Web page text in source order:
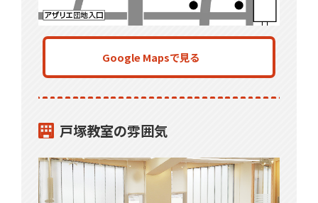
Google Mapsで見る
戸塚教室の雰囲気